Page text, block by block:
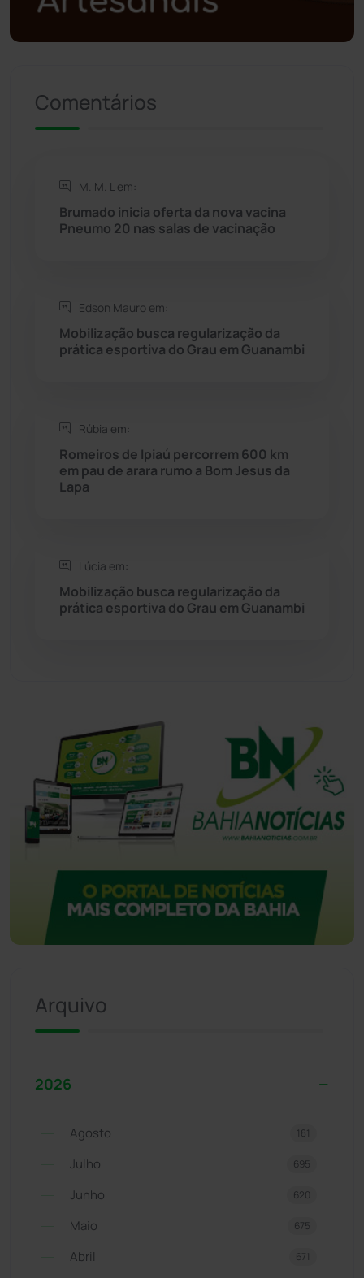
Rio do Antônio
Seabra (50)
Sítio do Mato
Sudoeste Baiano (1530)
Tanque Novo
Tecnologia (12)
Comentários
M. M. L em:
Brumado inicia oferta da nova vacina
Pneumo 20 nas salas de vacinação
Edson Mauro em:
Mobilização busca regularização da
prática esportiva do Grau em Guanambi
Rúbia em:
Romeiros de Ipiaú percorrem 600 km
em pau de arara rumo a Bom Jesus da
Lapa
Lúcia em:
Mobilização busca regularização da
prática esportiva do Grau em Guanambi
Arquivo
2026
Agosto 181
Julho 695
Junho 620
Maio 675
Abril 671